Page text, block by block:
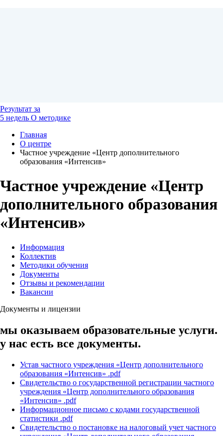
Результат за
5 недель О методике
Главная
О центре
Частное учреждение «Центр дополнительного
образования «Интенсив»
Частное учреждение «Центр
дополнительного образования
«Интенсив»
Информация
Коллектив
Методики обучения
Документы
Отзывы и рекомендации
Вакансии
Документы и лицензии
мы оказываем образовательные услуги.
у нас есть все документы.
Устав частного учреждения «Центр дополнительного
образования «Интенсив» .pdf
Свидетельство о государственной регистрации частного
учреждения «Центр дополнительного образования
«Интенсив» .pdf
Информационное письмо с кодами государственной
статистики .pdf
Свидетельство о постановке на налоговый учет частного